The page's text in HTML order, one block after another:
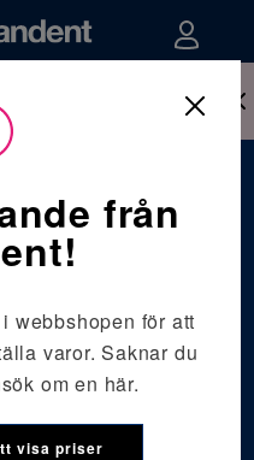
dig här.
vård
från
webbshopen för att
varor. Saknar du
om en här.
visa priser